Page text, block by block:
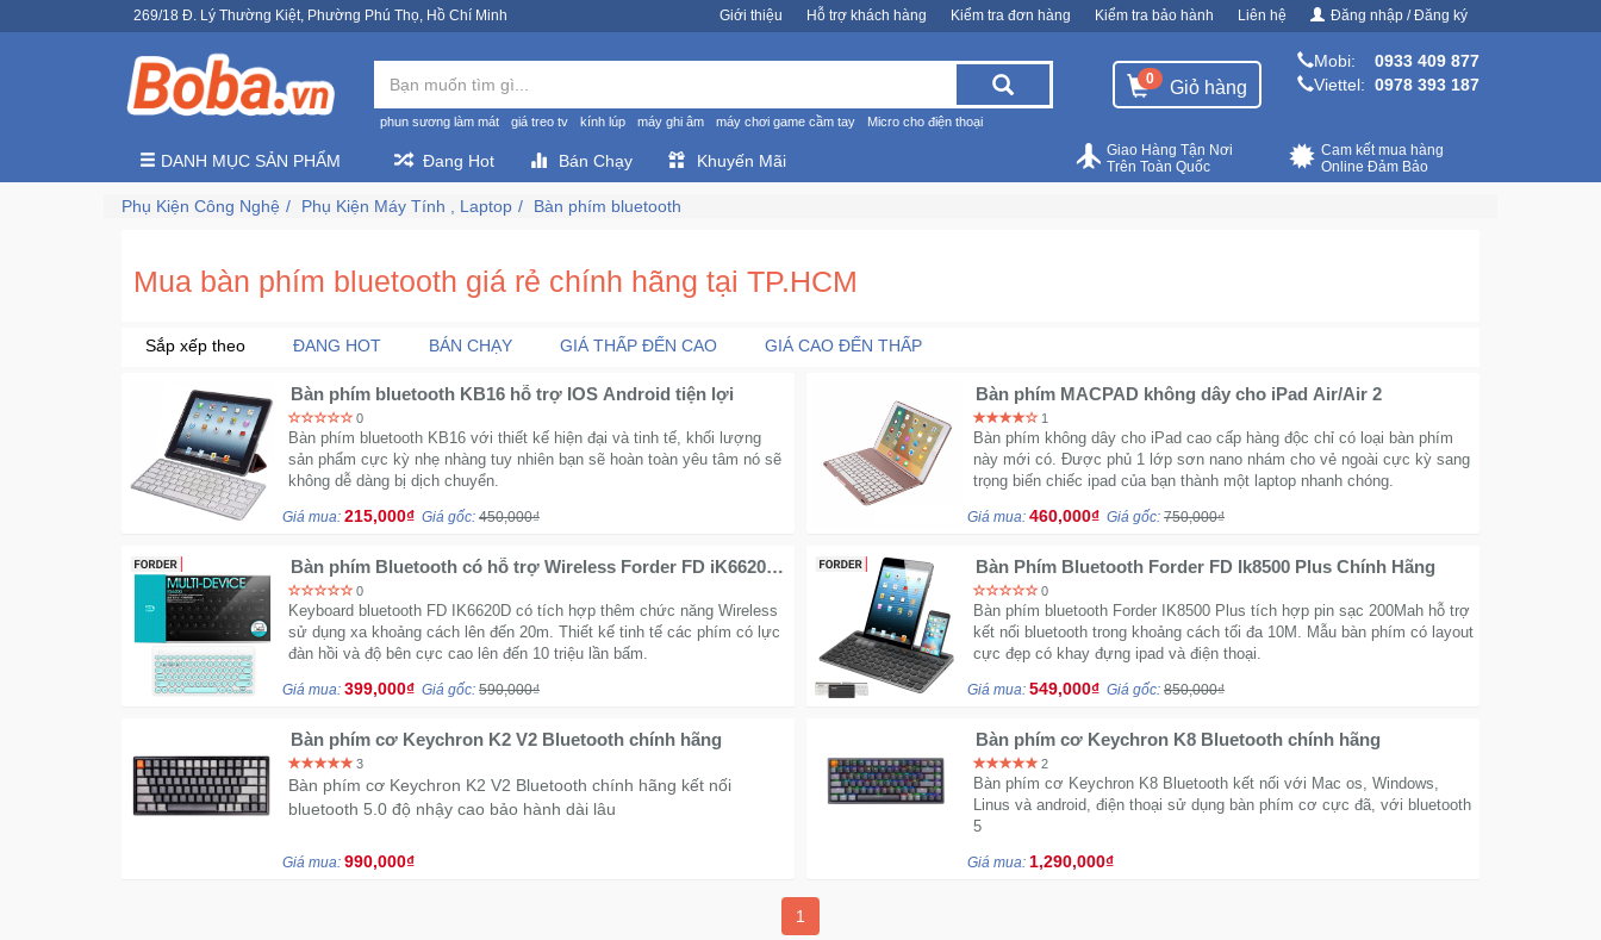
269/18 Đ. Lý Thường Kiệt, Phường Phú Thọ, Hồ Chí Minh Giới thiệu Hỗ trợ khách hàng Kiểm tra đơn hàng Kiểm tra bảo hành Liên hệ Đăng nhập / Đăng ký
phun sương làm mát giá treo tv kính lúp máy ghi âm máy chơi game cầm tay Micro cho điện thoại
0 Giỏ hàng
Mobi:
0933 409 877
Viettel: 0978 393 187
DANH MỤC SẢN PHẨM Đang Hot Bán Chạy Khuyến Mãi
Cam kết mua hàng
Online Đảm Bảo
Giao Hàng Tận Nơi
Trên Toàn Quốc
Phụ Kiện Công Nghệ Phụ Kiện Máy Tính , Laptop Bàn phím bluetooth
Mua bàn phím bluetooth giá rẻ chính hãng tại TP.HCM
Sắp xếp theo ĐANG HOT BÁN CHẠY GIÁ THẤP ĐẾN CAO GIÁ CAO ĐẾN THẤP
Bàn phím bluetooth KB16 hỗ trợ IOS Android tiện lợi
0
Bàn phím bluetooth KB16 với thiết kế hiện đại và tinh tế, khối lượng
sản phẩm cực kỳ nhẹ nhàng tuy nhiên bạn sẽ hoàn toàn yêu tâm nó sẽ
không dễ dàng bị dịch chuyển.
Giá mua: 215,000₫ Giá gốc: 450,000₫
Bàn phím MACPAD không dây cho iPad Air/Air 2
1
Bàn phím không dây cho iPad cao cấp hàng độc chỉ có loại bàn phím
này mới có. Được phủ 1 lớp sơn nano nhám cho vẻ ngoài cực kỳ sang
trọng biến chiếc ipad của bạn thành một laptop nhanh chóng.
Giá mua: 460,000₫ Giá gốc: 750,000₫
Bàn phím Bluetooth có hỗ trợ Wireless Forder FD iK6620d
chính hãng
0
Keyboard bluetooth FD IK6620D có tích hợp thêm chức năng Wireless
sử dụng xa khoảng cách lên đến 20m. Thiết kế tinh tế các phím có lực
đàn hồi và độ bên cực cao lên đến 10 triệu lần bấm.
Giá mua: 399,000₫ Giá gốc: 590,000₫
Bàn Phím Bluetooth Forder FD Ik8500 Plus Chính Hãng
0
Bàn phím bluetooth Forder IK8500 Plus tích hợp pin sạc 200Mah hỗ trợ
kết nối bluetooth trong khoảng cách tối đa 10M. Mẫu bàn phím có layout
cực đẹp có khay đựng ipad và điện thoại.
Giá mua: 549,000₫ Giá gốc: 850,000₫
Bàn phím cơ Keychron K2 V2 Bluetooth chính hãng
3
Bàn phím cơ Keychron K2 V2 Bluetooth chính hãng kết nối
bluetooth 5.0 độ nhậy cao bảo hành dài lâu
Giá mua: 990,000₫
Bàn phím cơ Keychron K8 Bluetooth chính hãng
2
Bàn phím cơ Keychron K8 Bluetooth kết nối với Mac os, Windows,
Linus và android, điện thoại sử dụng bàn phím cơ cực đã, với bluetooth
5
Giá mua: 1,290,000₫
1